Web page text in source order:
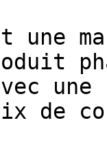
une
une
de